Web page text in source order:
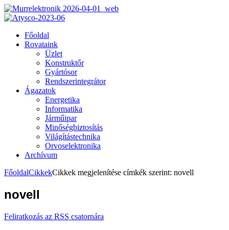
Főoldal
Rovataink
Üzlet
Konstruktőr
Gyártósor
Rendszerintegrátor
Ágazatok
Energetika
Informatika
Járműipar
Minőségbiztosítás
Világítástechnika
Orvoselektronika
Archívum
FőoldalCikkekCikkek megjelenítése címkék szerint: novell
novell
Feliratkozás az RSS csatornára